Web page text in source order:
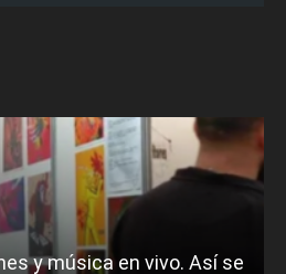
y música en vivo. Así se